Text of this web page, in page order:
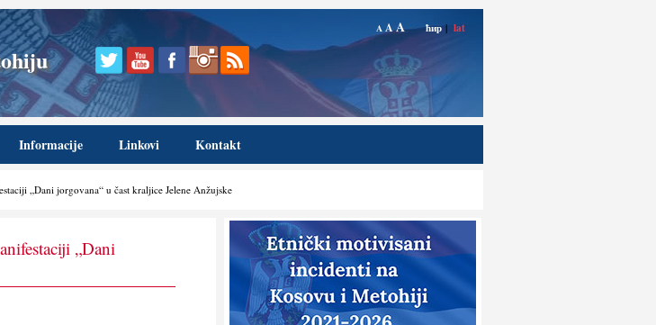
A AA ћир | lat
Informacije Linkovi Kontakt
„Dani jorgovana“ u čast kraljice Jelene Anžujske
„Dani